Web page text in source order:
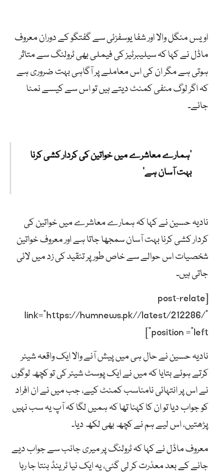
اویس منگل والا اور شفا یوسفزئی سے گفتگو کے دوران معروف
ماڈل نے کہا کہ سیلیبرٹیز کی فیملی بھی ٹرولنگ سے متاثر
ہوتی ہے مگر ان کی اس معاملے پر آگاہی بہت ضروری ہے
کہ اگر لوگ منفی کمنٹ دیتے ہیں تو اس سے کیسے نمٹا
جائے۔
’ہمارے معاشرے میں خواتین کی کردار کشی کرنا
بہت آسان ہے‘
نادیہ حسین نے کہا کہ ہمارے معاشرے میں خواتین کی
کردار کشی کرنا بہت آسان سمجھا جاتا ہے اور معروف خواتین
شخصیات اس حوالے سے خاص طور پر تنقید کی زد میں لائی
جاتی ہیں۔
[post-relate
link=”https://humnews.pk//latest/212286/”
position =”left”]
نادیہ حسین نے حال ہی میں پیش آنے والا ایک واقعہ شیئر
کرتے ہوئے بتایا کہ میں نے ایک پوسٹ شیئر کی تو کچھ لوگوں
نے اس پر انتہائی نامناسب کمنٹ کیے، جب میں نے ان افراد
کو جواب دیا تو ان کا کہنا تھا کہ ہمیں لگا کہ آپ یہ سب نہیں
پڑھتیں، اس لیے ہم نے کچھ بھی لکھ دیا۔
معروف ماڈل نے کہا کہ ٹرولنگ پر میری جانب سے جواب دیے
جانے کے بعد معذرت کر لی گئی، یہ ایک نیا ٹرینڈ بنتا جا رہا